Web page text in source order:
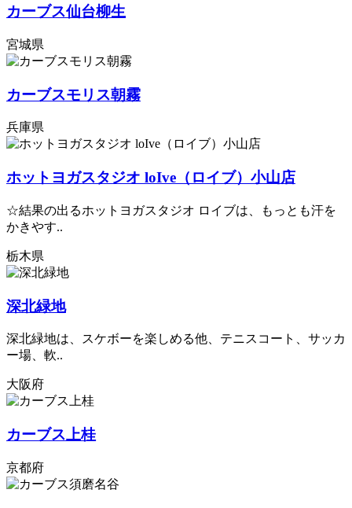
カーブス仙台柳生
宮城県
カーブスモリス朝霧
兵庫県
ホットヨガスタジオ loIve（ロイブ）小山店
☆結果の出るホットヨガスタジオ ロイブは、もっとも汗を
かきやす..
栃木県
深北緑地
深北緑地は、スケボーを楽しめる他、テニスコート、サッカ
ー場、軟..
大阪府
カーブス上桂
京都府